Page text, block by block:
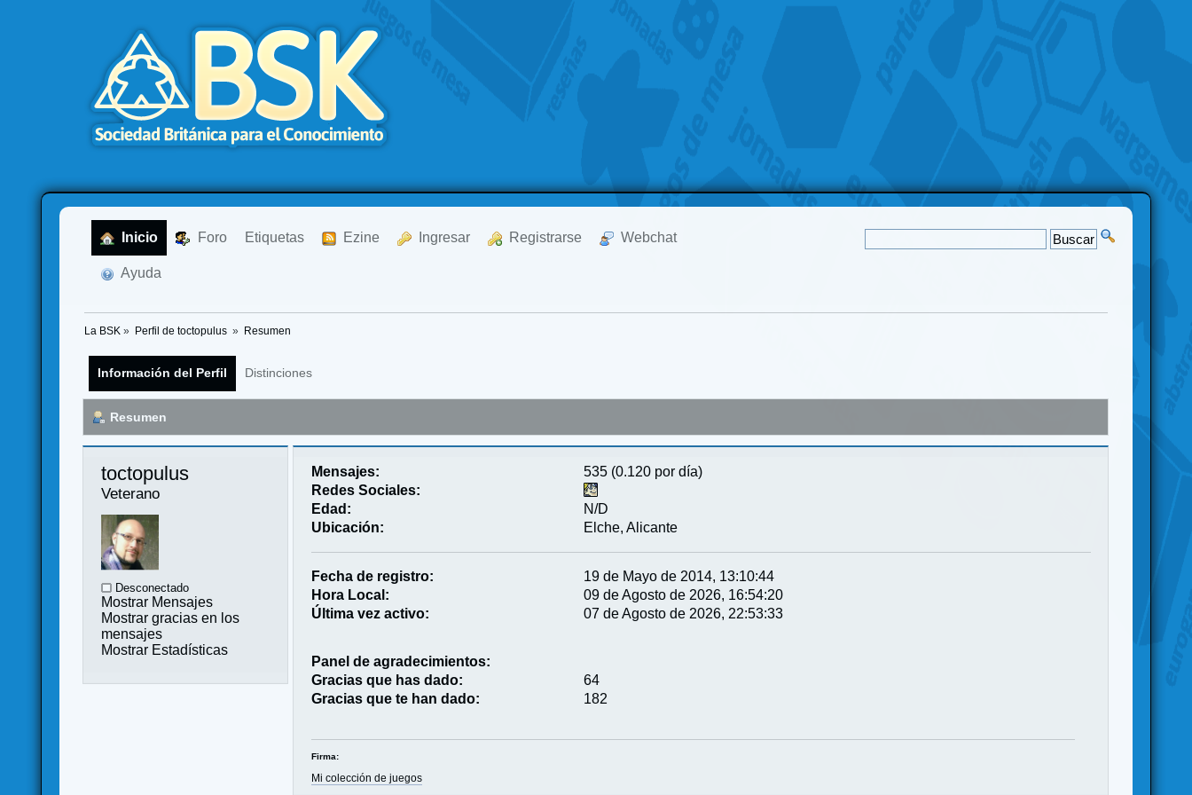
Inicio Foro Etiquetas Ezine Ingresar Registrarse Webchat
Ayuda
La BSK » Perfil de toctopulus » Resumen
Información del Perfil Distinciones
Resumen
toctopulus
Veterano
Desconectado
Mostrar Mensajes
Mostrar gracias en los
mensajes
Mostrar Estadísticas
Mensajes:
535 (0.120 por día)
Redes Sociales:
Edad:
N/D
Ubicación:
Elche, Alicante
Fecha de registro:
19 de Mayo de 2014, 13:10:44
Hora Local:
09 de Agosto de 2026, 16:54:20
Última vez activo:
07 de Agosto de 2026, 22:53:33
Panel de agradecimientos:
Gracias que has dado:
64
Gracias que te han dado:
182
Firma:
Mi colección de juegos